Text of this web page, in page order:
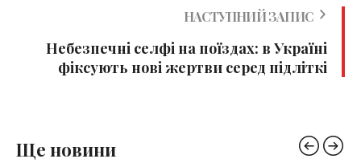
НАСТУПНИЙ ЗАПИС
Небезпечні селфі на поїздах: в Україні
фіксують нові жертви серед підліткі
Ще новини